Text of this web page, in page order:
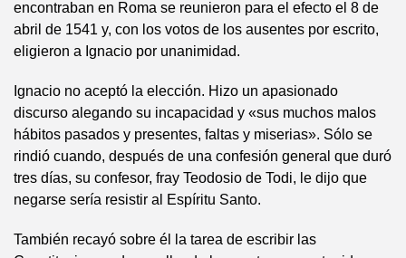
encontraban en Roma se reunieron para el efecto el 8 de
abril de 1541 y, con los votos de los ausentes por escrito,
eligieron a Ignacio por unanimidad.
Ignacio no aceptó la elección. Hizo un apasionado
discurso alegando su incapacidad y «sus muchos malos
hábitos pasados y presentes, faltas y miserias». Sólo se
rindió cuando, después de una confesión general que duró
tres días, su confesor, fray Teodosio de Todi, le dijo que
negarse sería resistir al Espíritu Santo.
También recayó sobre él la tarea de escribir las